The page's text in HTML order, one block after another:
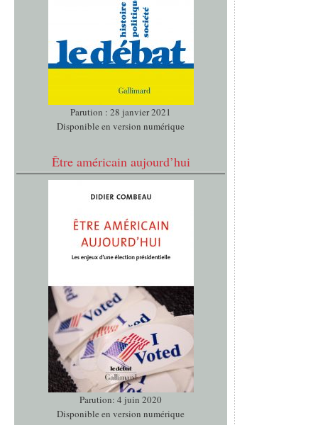
Parution : 28 janvier 2021
Disponible en version numérique
Être américain aujourd’hui
Parution: 4 juin 2020
Disponible en version numérique